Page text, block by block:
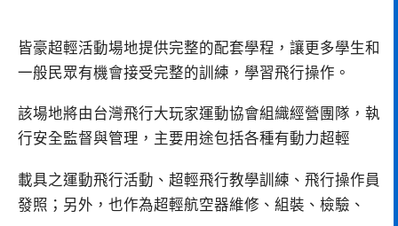
皆豪超輕活動場地提供完整的配套學程，讓更多學生和
一般民眾有機會接受完整的訓練，學習飛行操作。
該場地將由台灣飛行大玩家運動協會組織經營團隊，執
行安全監督與管理，主要用途包括各種有動力超輕
載具之運動飛行活動、超輕飛行教學訓練、飛行操作員
發照；另外，也作為超輕航空器維修、組裝、檢驗、